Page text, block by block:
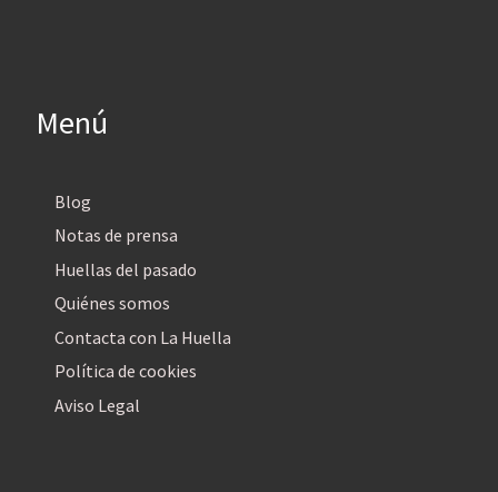
Menú
Blog
Notas de prensa
Huellas del pasado
Quiénes somos
Contacta con La Huella
Política de cookies
Aviso Legal